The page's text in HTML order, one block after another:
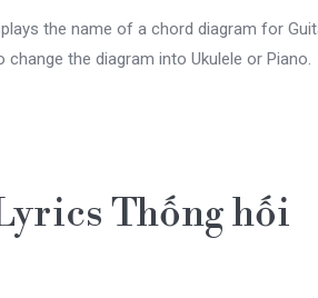
the name of a chord diagram for
the diagram into Ukulele or Piano.
Thống hối